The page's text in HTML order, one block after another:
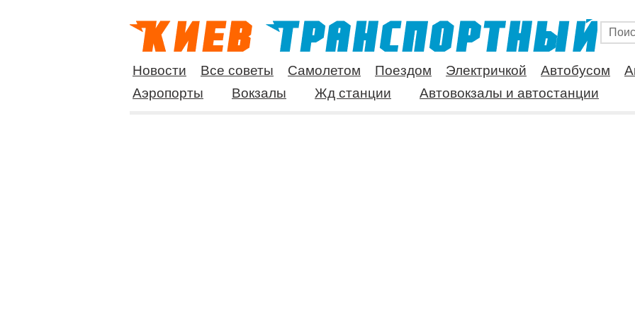
Новости Все советы Самолетом Поездом Электричкой Автобусом
Аэропорты
Вокзалы Жд станции Автовокзалы и автостанции